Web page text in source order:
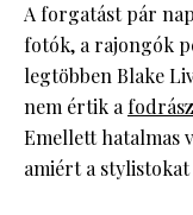
A forgatást pár
fotók, a rajongók
legtöbben Blake
nem értik a
Emellett hatalmas
amiért a